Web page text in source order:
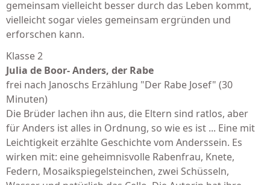
gemeinsam vielleicht besser durch das Leben kommt,
vielleicht sogar vieles gemeinsam ergründen und
erforschen kann.
Klasse 2
Julia de Boor- Anders, der Rabe
frei nach Janoschs Erzählung "Der Rabe Josef" (30
Minuten)
Die Brüder lachen ihn aus, die Eltern sind ratlos, aber
für Anders ist alles in Ordnung, so wie es ist ... Eine mit
Leichtigkeit erzählte Geschichte vom Anderssein. Es
wirken mit: eine geheimnisvolle Rabenfrau, Knete,
Federn, Mosaikspiegelsteinchen, zwei Schüsseln,